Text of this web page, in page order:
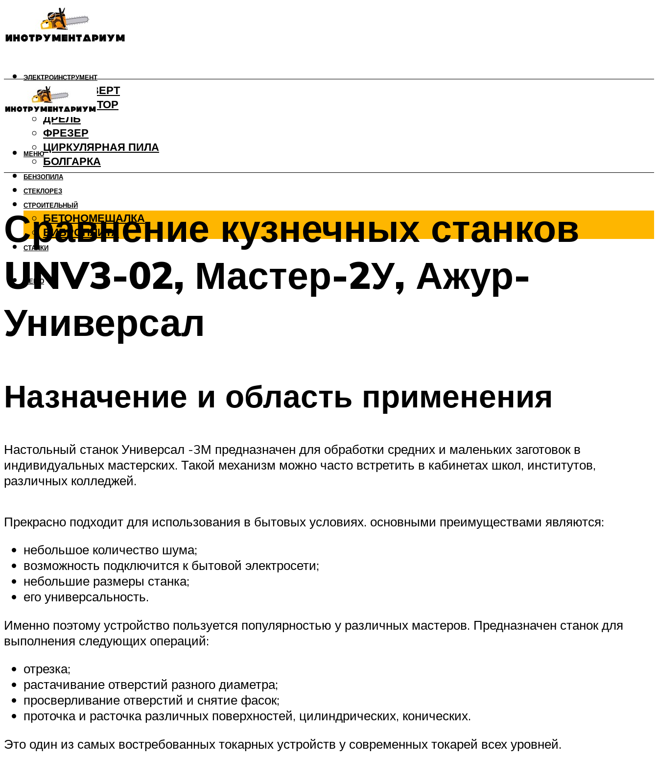
ЭЛЕКТРОИНСТРУМЕНТ
ШУРУПОВЕРТ
ПЕРФОРАТОР
ДРЕЛЬ
ФРЕЗЕР
ЦИРКУЛЯРНАЯ ПИЛА
БОЛГАРКА
БЕНЗОПИЛА
СТЕКЛОРЕЗ
СТРОИТЕЛЬНЫЙ
БЕТОНОМЕШАЛКА
ВИБРОПЛИТА
СТАНКИ
МЕНЮ
МЕНЮ
Сравнение кузнечных станков
UNV3-02, Мастер-2У, Ажур-
Универсал
Назначение и область применения
Настольный станок Универсал -3М предназначен для обработки средних и маленьких заготовок в
индивидуальных мастерских. Такой механизм можно часто встретить в кабинетах школ, институтов,
различных колледжей.
Прекрасно подходит для использования в бытовых условиях. основными преимуществами являются:
небольшое количество шума;
возможность подключится к бытовой электросети;
небольшие размеры станка;
его универсальность.
Именно поэтому устройство пользуется популярностью у различных мастеров. Предназначен станок для
выполнения следующих операций:
отрезка;
растачивание отверстий разного диаметра;
просверливание отверстий и снятие фасок;
проточка и расточка различных поверхностей, цилиндрических, конических.
Это один из самых востребованных токарных устройств у современных токарей всех уровней.